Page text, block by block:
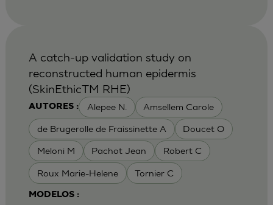
AUTORES : Alepee N. Amsellem Carole
de Brugerolle de Fraissinette A Doucet O
Meloni M Pachot Jean Robert C
Roux Marie-Helene Tornier C
MODELOS :
A catch-up validation study on
reconstructed human epidermis
(SkinEthicTM RHE)